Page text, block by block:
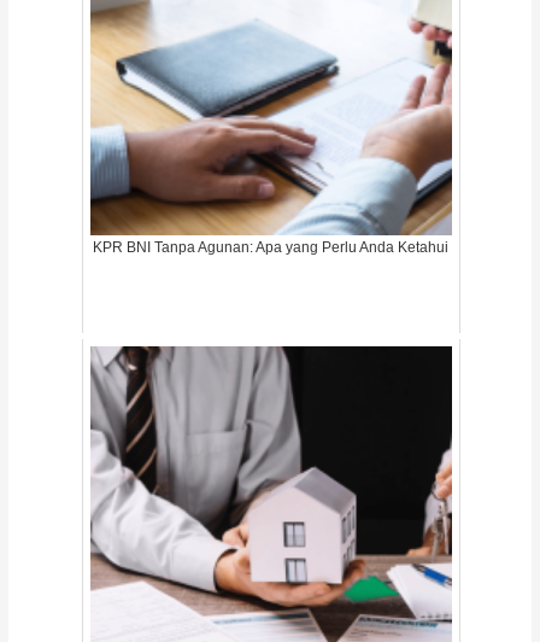
KPR BNI Tanpa Agunan: Apa yang Perlu Anda Ketahui